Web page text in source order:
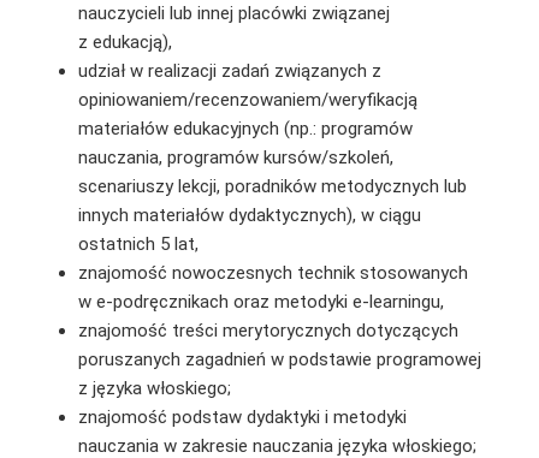
nauczycieli lub innej placówki związanej
z edukacją),
udział w realizacji zadań związanych z
opiniowaniem/recenzowaniem/weryfikacją
materiałów edukacyjnych (np.: programów
nauczania, programów kursów/szkoleń,
scenariuszy lekcji, poradników metodycznych lub
innych materiałów dydaktycznych), w ciągu
ostatnich 5 lat,
znajomość nowoczesnych technik stosowanych
w e-podręcznikach oraz metodyki e-learningu,
znajomość treści merytorycznych dotyczących
poruszanych zagadnień w podstawie programowej
z języka włoskiego;
znajomość podstaw dydaktyki i metodyki
nauczania w zakresie nauczania języka włoskiego;